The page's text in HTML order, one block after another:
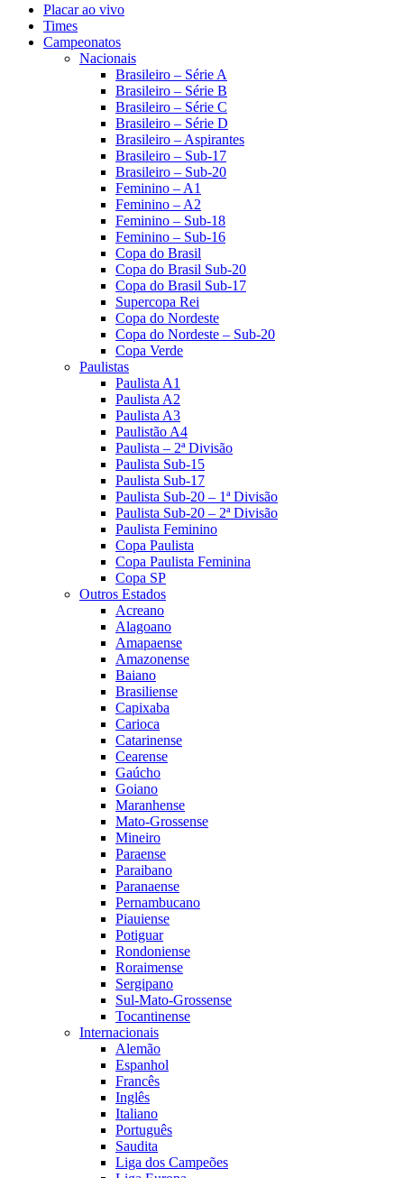
Placar ao vivo
Times
Campeonatos
Nacionais
Brasileiro – Série A
Brasileiro – Série B
Brasileiro – Série C
Brasileiro – Série D
Brasileiro – Aspirantes
Brasileiro – Sub-17
Brasileiro – Sub-20
Feminino – A1
Feminino – A2
Feminino – Sub-18
Feminino – Sub-16
Copa do Brasil
Copa do Brasil Sub-20
Copa do Brasil Sub-17
Supercopa Rei
Copa do Nordeste
Copa do Nordeste – Sub-20
Copa Verde
Paulistas
Paulista A1
Paulista A2
Paulista A3
Paulistão A4
Paulista – 2ª Divisão
Paulista Sub-15
Paulista Sub-17
Paulista Sub-20 – 1ª Divisão
Paulista Sub-20 – 2ª Divisão
Paulista Feminino
Copa Paulista
Copa Paulista Feminina
Copa SP
Outros Estados
Acreano
Alagoano
Amapaense
Amazonense
Baiano
Brasiliense
Capixaba
Carioca
Catarinense
Cearense
Gaúcho
Goiano
Maranhense
Mato-Grossense
Mineiro
Paraense
Paraibano
Paranaense
Pernambucano
Piauiense
Potiguar
Rondoniense
Roraimense
Sergipano
Sul-Mato-Grossense
Tocantinense
Internacionais
Alemão
Espanhol
Francês
Inglês
Italiano
Português
Saudita
Liga dos Campeões